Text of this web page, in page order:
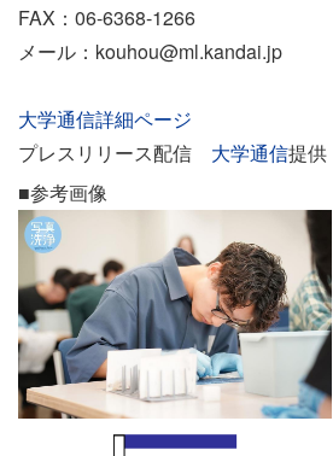
FAX：06-6368-1266
メール：kouhou@ml.kandai.jp
大学通信詳細ページ
プレスリリース配信 大学通信提供
■参考画像